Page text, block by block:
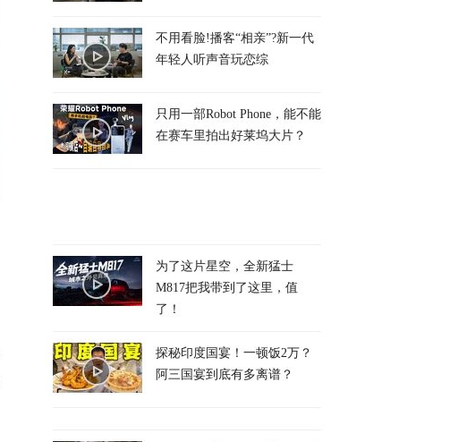
不用看脸!播客“相亲”?新一代
年轻人听声音玩恋综
只用一部Robot Phone，能不能
在赛车里拍出好莱坞大片？
为了这片星空，全新猛士
M817把我带到了这里，值
了！
探秘印度国宴！一顿饭2万？
阿三国宴到底有多离谱？